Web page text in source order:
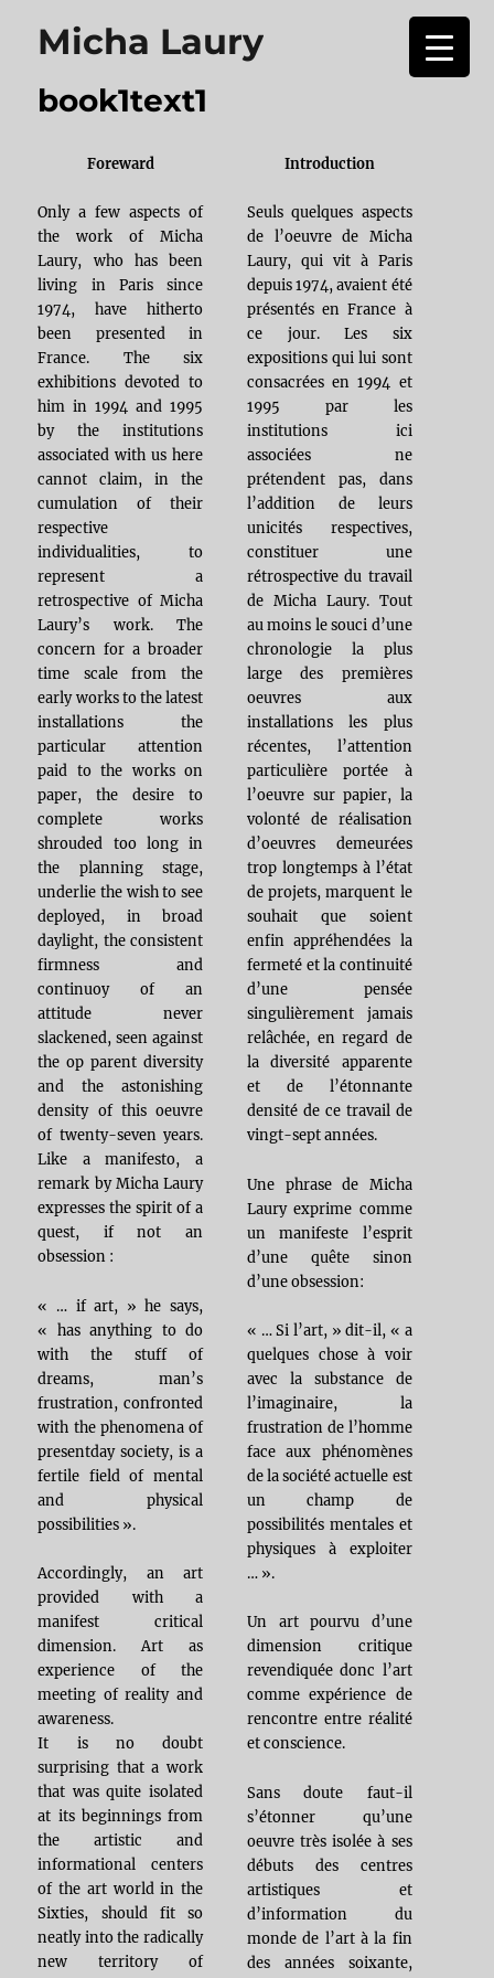
Micha Laury
book1text1
Foreward
Only a few aspects of
the work of Micha
Laury, who has been
living in Paris since
1974, have hitherto
been presented in
France. The six
exhibitions devoted to
him in 1994 and 1995
by the institutions
associated with us here
cannot claim, in the
cumulation of their
respective
individualities, to
represent a
retrospective of Micha
Laury’s work. The
concern for a broader
time scale from the
early works to the latest
installations the
particular attention
paid to the works on
paper, the desire to
complete works
shrouded too long in
the planning stage,
underlie the wish to see
deployed, in broad
daylight, the consistent
firmness and
continuoy of an
attitude never
slackened, seen against
the op parent diversity
and the astonishing
density of this oeuvre
of twenty-seven years.
Like a manifesto, a
remark by Micha Laury
expresses the spirit of a
quest, if not an
obsession :
« … if art, » he says,
« has anything to do
with the stuff of
dreams, man’s
frustration, confronted
with the phenomena of
presentday society, is a
fertile field of mental
and physical
possibilities ».
Accordingly, an art
provided with a
manifest critical
dimension. Art as
experience of the
meeting of reality and
awareness.
It is no doubt
surprising that a work
that was quite isolated
at its beginnings from
the artistic and
informational centers
of the art world in the
Sixties, should fit so
neatly into the radically
new territory of
Introduction
Seuls quelques aspects
de l’oeuvre de Micha
Laury, qui vit à Paris
depuis 1974, avaient été
présentés en France à
ce jour. Les six
expositions qui lui sont
consacrées en 1994 et
1995 par les
institutions ici
associées ne
prétendent pas, dans
l’addition de leurs
unicités respectives,
constituer une
rétrospective du travail
de Micha Laury. Tout
au moins le souci d’une
chronologie la plus
large des premières
oeuvres aux
installations les plus
récentes, l’attention
particulière portée à
l’oeuvre sur papier, la
volonté de réalisation
d’oeuvres demeurées
trop longtemps à l’état
de projets, marquent le
souhait que soient
enfin appréhendées la
fermeté et la continuité
d’une pensée
singulièrement jamais
relâchée, en regard de
la diversité apparente
et de l’étonnante
densité de ce travail de
vingt-sept années.
Une phrase de Micha
Laury exprime comme
un manifeste l’esprit
d’une quête sinon
d’une obsession:
« … Si l’art, » dit-il, « a
quelques chose à voir
avec la substance de
l’imaginaire, la
frustration de l’homme
face aux phénomènes
de la société actuelle est
un champ de
possibilités mentales et
physiques à exploiter
… ».
Un art pourvu d’une
dimension critique
revendiquée donc l’art
comme expérience de
rencontre entre réalité
et conscience.
Sans doute faut-il
s’étonner qu’une
oeuvre très isolée à ses
débuts des centres
artistiques et
d’information du
monde de l’art à la fin
des années soixante,